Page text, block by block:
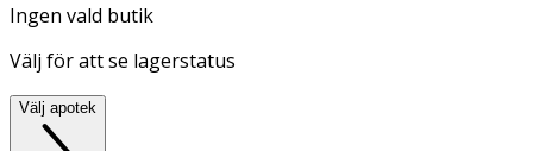
Ingen vald butik
Välj för att se lagerstatus
Välj apotek